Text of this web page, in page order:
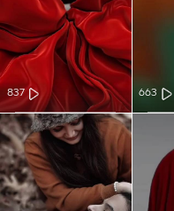
663
837